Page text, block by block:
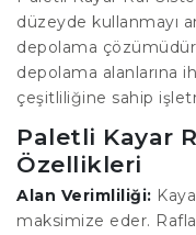
düzeyde kullanmayı
depolama
depolama alanlarına
çeşitliliğine sahip
Paletli Kayar
Özellikleri
Alan Verimliliği:
maksimize eder.